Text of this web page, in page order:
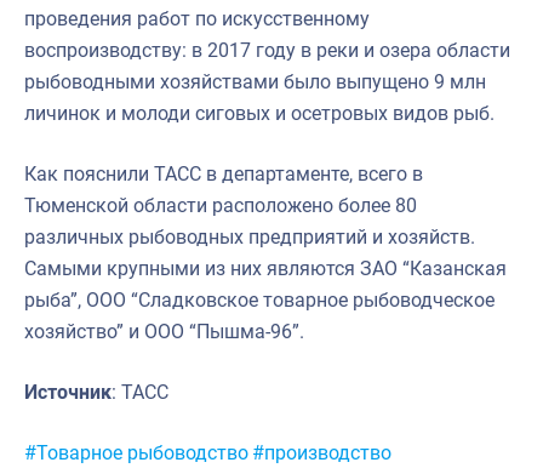
проведения работ по искусственному
воспроизводству: в 2017 году в реки и озера области
рыбоводными хозяйствами было выпущено 9 млн
личинок и молоди сиговых и осетровых видов рыб.
Как пояснили ТАСС в департаменте, всего в
Тюменской области расположено более 80
различных рыбоводных предприятий и хозяйств.
Самыми крупными из них являются ЗАО “Казанская
рыба”, ООО “Сладковское товарное рыбоводческое
хозяйство” и ООО “Пышма-96”.
Источник: ТАСС
Метки:
#Товарное рыбоводство #производство